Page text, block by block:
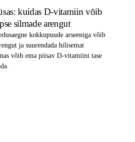
kuidas D-vitamiin võib
silmade arengut
kokkupuude arseeniga võib
ja suurendada hilisemat
võib ema piisav D-vitamiini tase